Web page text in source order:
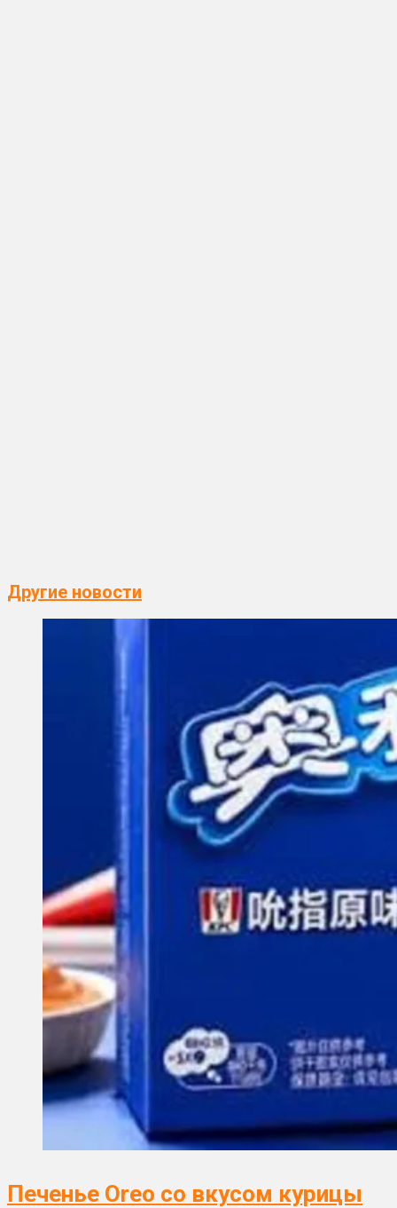
Другие новости
Печенье Oreo со вкусом курицы